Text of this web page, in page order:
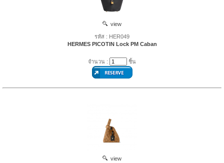
view
รหัส : HER049
HERMES PICOTIN Lock PM Caban
จำนวน : ชิ้น
view